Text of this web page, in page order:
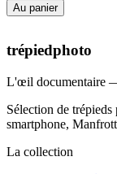
Au panier
trépiedphoto
L'œil documentaire
Sélection de
smartphone,
La collection